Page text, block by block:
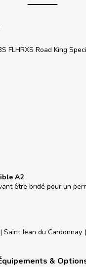
FLHRXS Road King
A2
être bridé pour un
Saint Jean du Cardonnay
&